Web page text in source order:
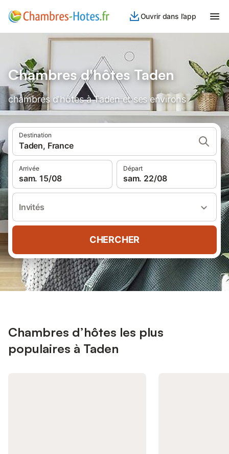
Ouvrir dans l’app
Chambres d'hôtes Taden
chambres d'hôtes à Taden et ses environs
Destination
Taden, France
Arrivée
sam. 15/08
Départ
sam. 22/08
Invités
CHERCHER
Chambres d’hôtes les plus
populaires à Taden